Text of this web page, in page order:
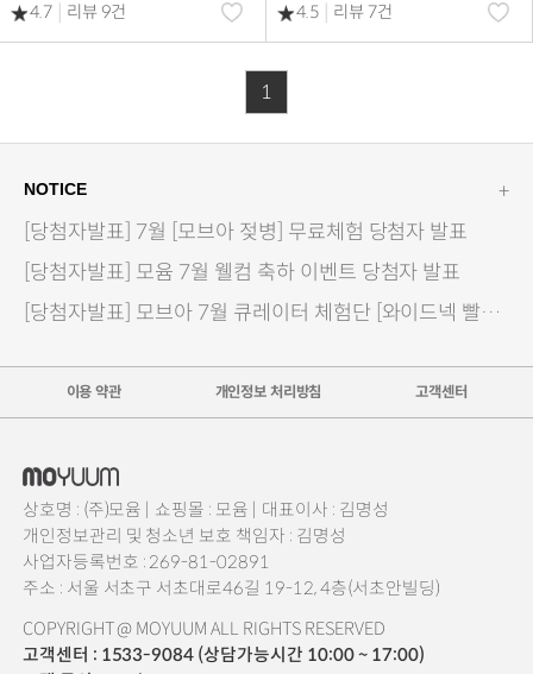
4.7 리뷰 9건 4.5 리뷰 7건
1
NOTICE
[당첨자발표] 7월 [모브아 젖병] 무료체험 당첨자 발표
[당첨자발표] 모윰 7월 웰컴 축하 이벤트 당첨자 발표
[당첨자발표] 모브아 7월 큐레이터 체험단 [와이드넥 빨대컵]
+
이용 약관 개인정보 처리방침 고객센터
상호명 : (주)모윰 | 쇼핑몰 : 모윰 |
대표이사 : 김명성
개인정보관리 및 청소년 보호 책임자 : 김명성
사업자등록번호 : 269-81-02891
주소 : 서울 서초구 서초대로46길 19-12, 4층(서초안빌딩)
COPYRIGHT @ MOYUUM ALL RIGHTS RESERVED
고객센터 : 1533-9084 (상담가능시간 10:00 ~ 17:00)